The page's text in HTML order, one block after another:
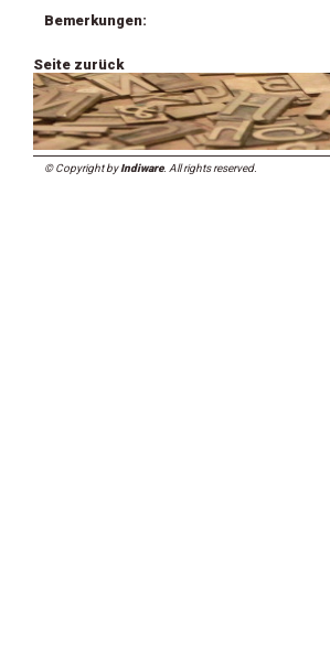
Bemerkungen:
Seite zurück
© Copyright byIndiware. All rights reserved.